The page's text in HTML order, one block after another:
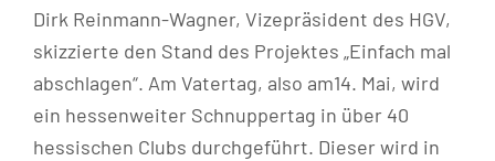
Dirk Reinmann-Wagner, Vizepräsident des HGV,
skizzierte den Stand des Projektes „Einfach mal
abschlagen“. Am Vatertag, also am14. Mai, wird
ein hessenweiter Schnuppertag in über 40
hessischen Clubs durchgeführt. Dieser wird in